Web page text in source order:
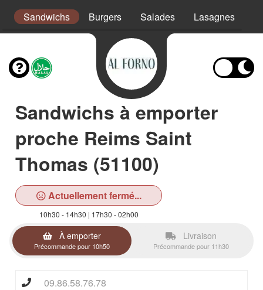
Sandwichs Burgers Salades Lasagnes
Sandwichs à emporter
proche Reims Saint
Thomas (51100)
Actuellement fermé...
10h30 - 14h30 | 17h30 - 02h00
À emporter
Précommande pour 10h50
Livraison
Précommande pour 11h30
09.86.58.76.78